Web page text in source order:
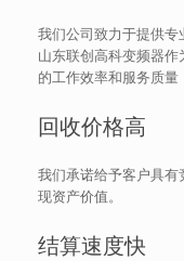
我们公司致力于提供
山东联创高科变频器
的工作效率和服务质量
回收价格高
我们承诺给予客户具
现资产价值。
结算速度快